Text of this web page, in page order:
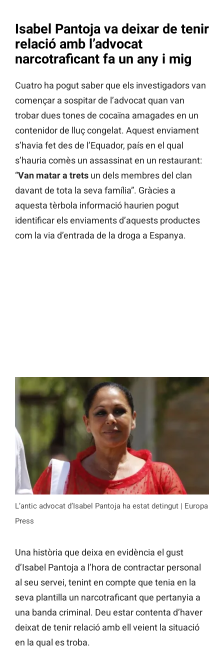
Isabel Pantoja va deixar de tenir
relació amb l’advocat
narcotraficant fa un any i mig
Cuatro ha pogut saber que els investigadors van
començar a sospitar de l’advocat quan van
trobar dues tones de cocaïna amagades en un
contenidor de lluç congelat. Aquest enviament
s’havia fet des de l’Equador, país en el qual
s’hauria comès un assassinat en un restaurant:
“Van matar a trets un dels membres del clan
davant de tota la seva família”. Gràcies a
aquesta tèrbola informació haurien pogut
identificar els enviaments d’aquests productes
com la via d’entrada de la droga a Espanya.
L’antic advocat d’Isabel Pantoja ha estat detingut | Europa
Press
Una història que deixa en evidència el gust
d’Isabel Pantoja a l’hora de contractar personal
al seu servei, tenint en compte que tenia en la
seva plantilla un narcotraficant que pertanyia a
una banda criminal. Deu estar contenta d’haver
deixat de tenir relació amb ell veient la situació
en la qual es troba.